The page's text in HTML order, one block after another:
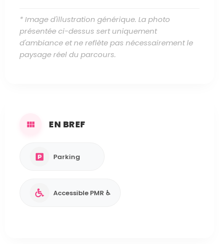
* Image d'illustration générique. La photo
présentée ci-dessus sert uniquement
d'ambiance et ne reflète pas nécessairement le
paysage réel du parcours.
EN BREF
Parking
Accessible PMR ♿